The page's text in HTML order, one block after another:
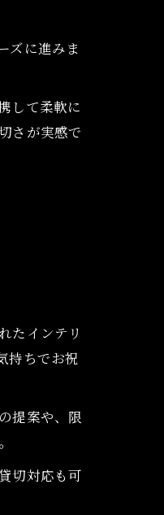
ズに進みま
して柔軟に
さが実感で
たインテリ
持ちでお祝
提案や、限
切対応も可